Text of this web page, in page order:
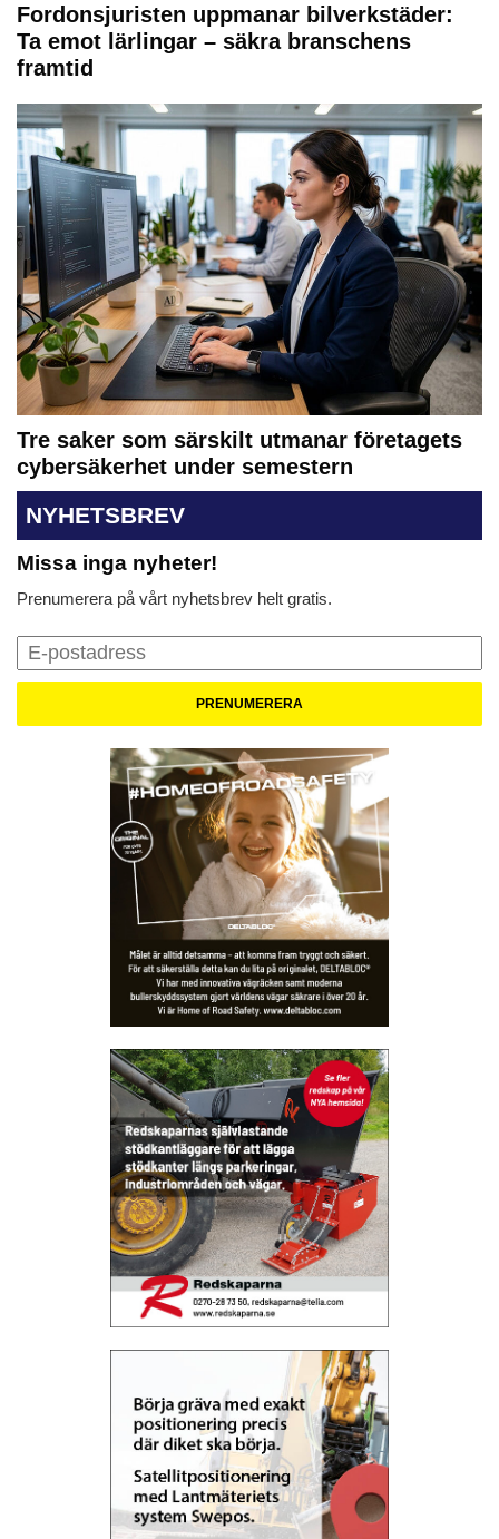
Fordonsjuristen uppmanar bilverkstäder:
Ta emot lärlingar – säkra branschens
framtid
Tre saker som särskilt utmanar företagets
cybersäkerhet under semestern
NYHETSBREV
Missa inga nyheter!
Prenumerera på vårt nyhetsbrev helt gratis.